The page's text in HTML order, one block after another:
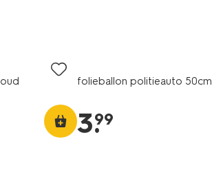
folieballon politieauto 50cm
3.
99